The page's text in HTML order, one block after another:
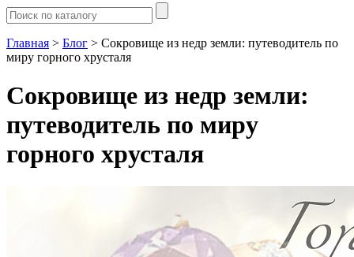
Главная > Блог > Сокровище из недр земли: путеводитель по
миру горного хрусталя
Сокровище из недр земли:
путеводитель по миру
горного хрусталя